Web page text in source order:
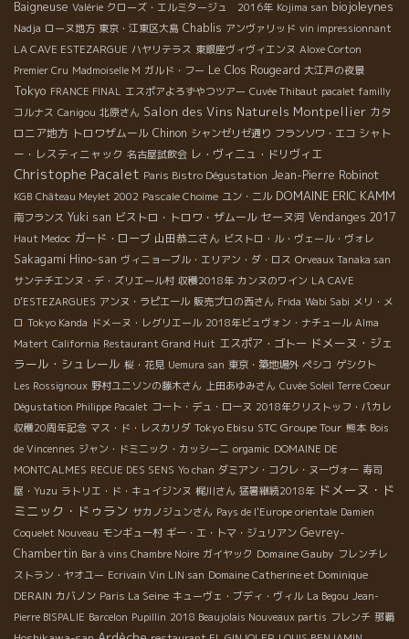
Baigneuse Valérie クローズ・エルミタージュ 2016年 Kojima san biojoleynes
Nadja ローヌ地方 東京・江東区大島 Chablis アンヴァリッド vin impressionnant
LA CAVE ESTEZARGUE ハヤリテラス 東銀座ヴィヴィエンヌ Aloxe Corton
Premier Cru Madmoiselle M ガルド・フー Le Clos Rougeard 大江戸の夜景
Tokyo FRANCE FINAL エスポアよろずやつツアー Cuvée Thibaut pacalet familly
コルナス Canigou 北原さん Salon des Vins Naturels Montpellier カタ
ロニア地方 トロワザムール Chinon シャンゼリゼ通り フランソワ・エコ シャト
ー・レスティニャック 名古屋試飲会 レ・ヴィニュ・ドリヴィエ
Christophe Pacalet Paris Bistro Dégustation Jean-Pierre Robinot
KGB Château Meylet 2002 Pascale Choime ユン・ニル DOMAINE ERIC KAMM
南フランス Yuki san ビストロ・トロワ・ザムール セーヌ河 Vendanges 2017
Haut Medoc ガード・ローブ 山田恭二さん ビストロ・ル・ヴェール・ヴォレ
Sakagami Hino-san ヴィニョーブル・エリアン・ダ・ロス Orveaux Tanaka san
サンテチエンヌ・デ・ズリエール村 収穫2018年 カンヌのワイン LA CAVE
D’ESTEZARGUES アンヌ・ラピエール 販売プロの西さん Frida Wabi Sabi メリ・メ
ロ Tokyo Kanda ドメーヌ・レグリエール 2018年ビュヴォン・ナチュール Alma
Matert California Restaurant Grand Huit エスポア・ゴトー ドメーヌ・ジェ
ラール・シュレール 桜・花見 Uemura san 東京・築地場外 ペシコ ゲシクト
Les Rossignoux 野村ユニソンの藤木さん 上田あゆみさん Cuvée Soleil Terre Coeur
Dégustation Philippe Pacalet コート・デュ・ローヌ 2018年クリストッフ・パカレ
収穫20周年記念 マス・ド・レスカリダ Tokyo Ebisu STC Groupe Tour 熊本 Bois
de Vincennes ジャン・ドミニック・カッシーニ orgamic DOMAINE DE
MONTCALMES RECUE DES SENS Yo chan ダミアン・コクレ・ヌーヴォー 寿司
屋・Yuzu ラトリエ・ド・キュイジンヌ 梶川さん 猛暑継続2018年 ドメーヌ・ド
ミニック・ドゥラン サカノジュンさん Pays de l'Europe orientale Damien
Coquelet Nouveau モンギュー村 ギー・エ・トマ・ジュリアン Gevrey-
Chambertin Bar à vins Chambre Noire ガイヤック Domaine Gauby フレンチレ
ストラン・ヤオユー Ecrivain Vin LIN san Domaine Catherine et Dominique
DERAIN カバノン Paris La Seine キューヴェ・ブディ・ヴィル La Begou Jean-
Pierre BISPALIE Barcelon Pupillin 2018 Beaujolais Nouveaux partis フレンチ 那覇